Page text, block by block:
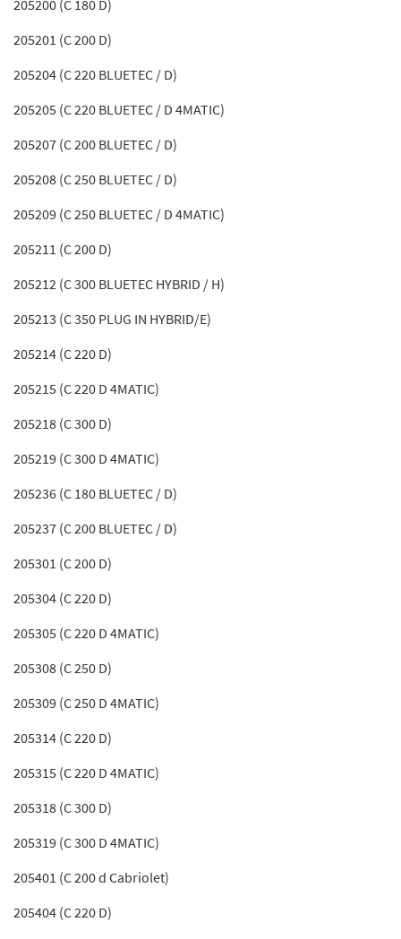
205200 (C 180 D)
205201 (C 200 D)
205204 (C 220 BLUETEC / D)
205205 (C 220 BLUETEC / D 4MATIC)
205207 (C 200 BLUETEC / D)
205208 (C 250 BLUETEC / D)
205209 (C 250 BLUETEC / D 4MATIC)
205211 (C 200 D)
205212 (C 300 BLUETEC HYBRID / H)
205213 (C 350 PLUG IN HYBRID/E)
205214 (C 220 D)
205215 (C 220 D 4MATIC)
205218 (C 300 D)
205219 (C 300 D 4MATIC)
205236 (C 180 BLUETEC / D)
205237 (C 200 BLUETEC / D)
205301 (C 200 D)
205304 (C 220 D)
205305 (C 220 D 4MATIC)
205308 (C 250 D)
205309 (C 250 D 4MATIC)
205314 (C 220 D)
205315 (C 220 D 4MATIC)
205318 (C 300 D)
205319 (C 300 D 4MATIC)
205401 (C 200 d Cabriolet)
205404 (C 220 D)